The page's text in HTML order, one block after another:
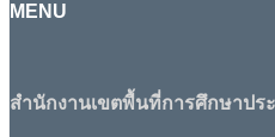
MENU
สำนักงานเขตพื้นที่การศึกษาปร